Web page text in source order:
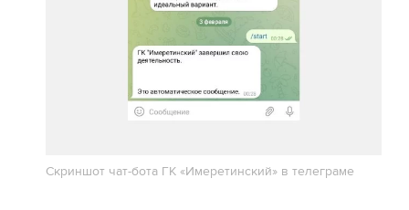
Скриншот чат-бота ГК «Имеретинский» в телеграме